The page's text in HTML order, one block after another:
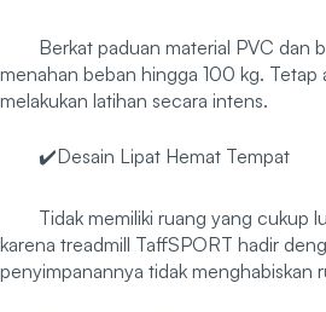
Berkat paduan material PVC dan
menahan beban hingga 100 kg. Tetap
melakukan latihan secara intens.
✔️Desain Lipat Hemat Tempat
Tidak memiliki ruang yang cukup
karena treadmill TaffSPORT hadir
penyimpanannya tidak menghabiskan